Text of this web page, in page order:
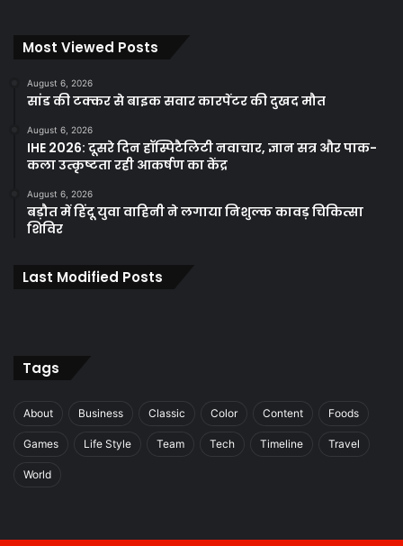
Most Viewed Posts
August 6, 2026
सांड की टक्कर से बाइक सवार कारपेंटर की दुखद मौत
August 6, 2026
IHE 2026: दूसरे दिन हॉस्पिटैलिटी नवाचार, ज्ञान सत्र और पाक-
कला उत्कृष्टता रही आकर्षण का केंद्र
August 6, 2026
बड़ौत में हिंदू युवा वाहिनी ने लगाया निशुल्क कावड़ चिकित्सा
शिविर
Last Modified Posts
Tags
About Business Classic Color Content Foods
Games Life Style Team Tech Timeline Travel
World